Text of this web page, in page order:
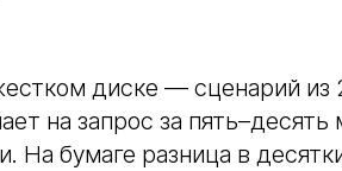
диске — сценарий из
на запрос за пять–десять
На бумаге разница в